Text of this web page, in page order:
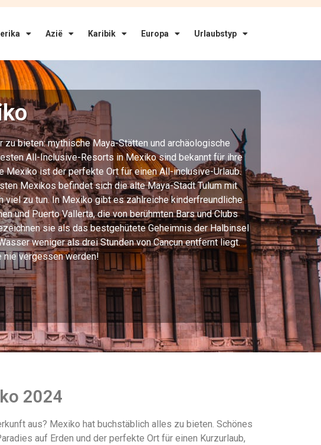
Azië Karibik Europa Urlaubstyp
bieten: mythische Maya-Stätten und archäologische
All-Inclusive-Resorts in Mexiko sind bekannt für ihre
Mexiko ist der perfekte Ort für einen All-inclusive-Urlaub.
Mexikos befindet sich die alte Maya-Stadt Tulum mit
viel zu tun. In Mexiko gibt es zahlreiche kinderfreundliche
und Puerto Vallerta, die von berühmten Bars und Clubs
sie als das bestgehütete Geheimnis der Halbinsel
weniger als drei Stunden von Cancun entfernt liegt.
nie vergessen werden!
2024
aus? Mexiko hat buchstäblich alles zu bieten. Schönes
auf Erden und der perfekte Ort für einen Kurzurlaub,